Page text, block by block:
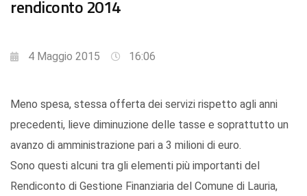
rendiconto 2014
4 Maggio 2015 16:06
Meno spesa, stessa offerta dei servizi rispetto agli anni
precedenti, lieve diminuzione delle tasse e soprattutto un
avanzo di amministrazione pari a 3 milioni di euro.
Sono questi alcuni tra gli elementi più importanti del
Rendiconto di Gestione Finanziaria del Comune di Lauria,